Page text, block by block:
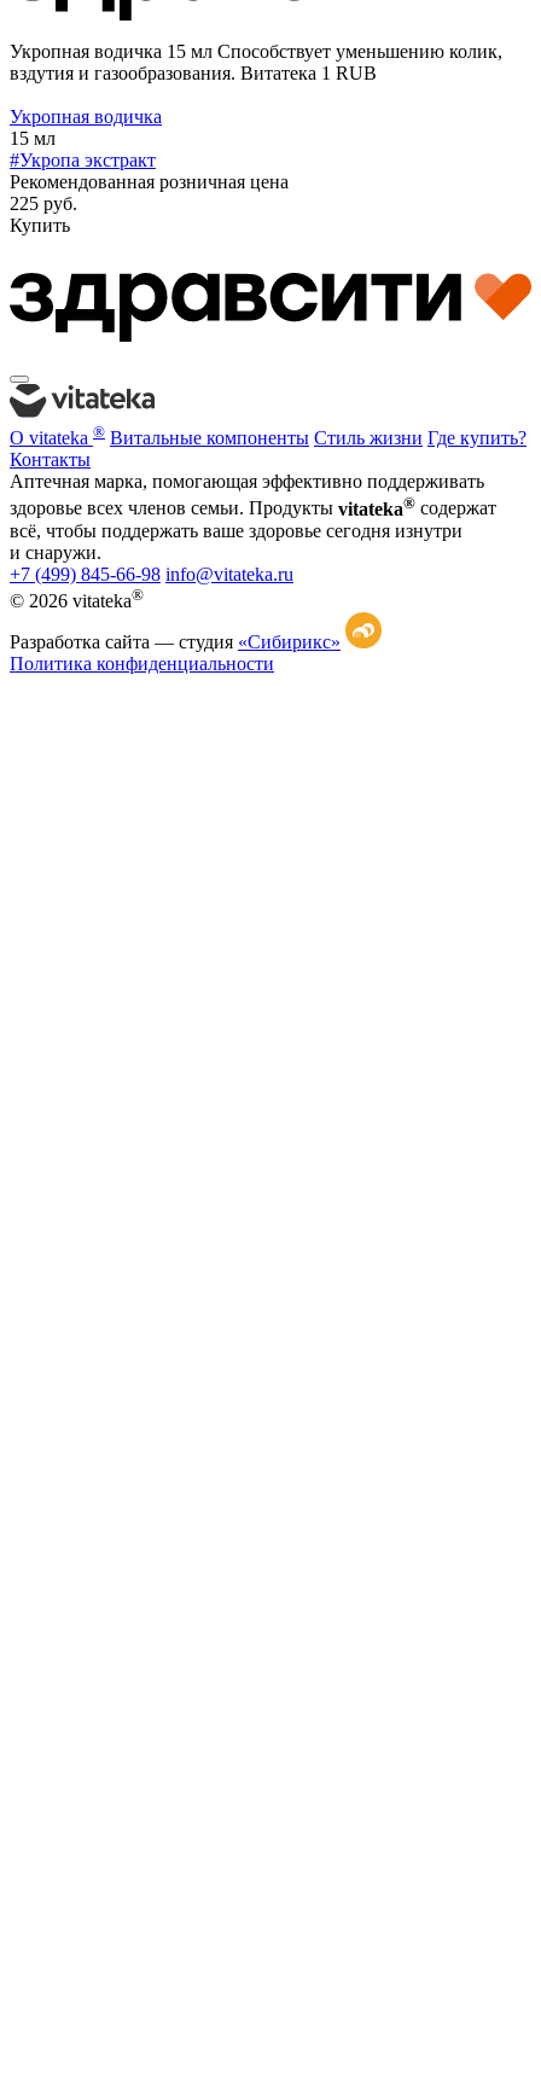
Укропная водичка 15 мл Способствует уменьшению колик,
вздутия и газообразования. Витатека 1 RUB
Укропная водичка
15 мл
#Укропа экстракт
Рекомендованная розничная цена
225 руб.
Купить
О vitateka ® Витальные компоненты Стиль жизни Где купить?
Контакты
Аптечная марка, помогающая эффективно поддерживать
здоровье всех членов семьи. Продукты vitateka® содержат
всё, чтобы поддержать ваше здоровье сегодня изнутри
и снаружи.
+7 (499) 845-66-98 info@vitateka.ru
© 2026 vitateka®
Разработка сайта — студия «Сибирикс»
Политика конфиденциальности